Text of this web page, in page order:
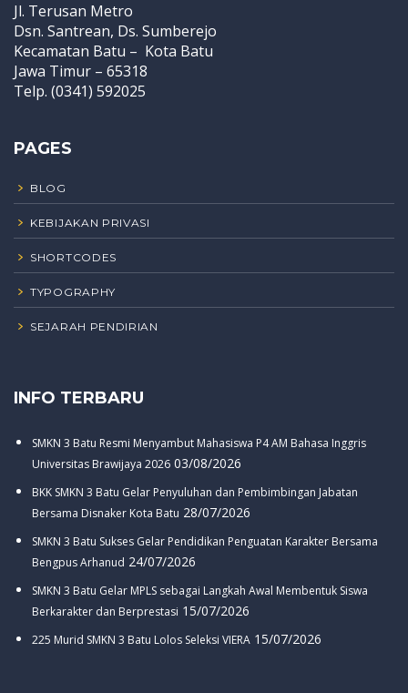
Jl. Terusan Metro
Dsn. Santrean, Ds. Sumberejo
Kecamatan Batu – Kota Batu
Jawa Timur – 65318
Telp. (0341) 592025
PAGES
BLOG
KEBIJAKAN PRIVASI
SHORTCODES
TYPOGRAPHY
SEJARAH PENDIRIAN
INFO TERBARU
SMKN 3 Batu Resmi Menyambut Mahasiswa P4 AM Bahasa Inggris
Universitas Brawijaya 2026 03/08/2026
BKK SMKN 3 Batu Gelar Penyuluhan dan Pembimbingan Jabatan
Bersama Disnaker Kota Batu 28/07/2026
SMKN 3 Batu Sukses Gelar Pendidikan Penguatan Karakter Bersama
Bengpus Arhanud 24/07/2026
SMKN 3 Batu Gelar MPLS sebagai Langkah Awal Membentuk Siswa
Berkarakter dan Berprestasi 15/07/2026
225 Murid SMKN 3 Batu Lolos Seleksi VIERA 15/07/2026